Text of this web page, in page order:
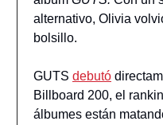
alternativo, Olivia
bolsillo.
GUTS debutó
Billboard 200, el
álbumes están